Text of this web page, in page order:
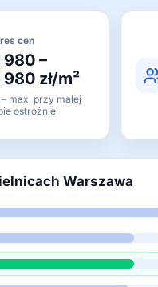
cen
980 –
980 zł/m²
max, przy małej
ostrożnie
Warszawa